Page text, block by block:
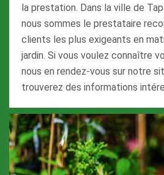
la prestation. Dans la ville de
nous sommes le prestataire
clients les plus exigeants en
jardin. Si vous voulez connaître
nous en rendez-vous sur notre
trouverez des informations